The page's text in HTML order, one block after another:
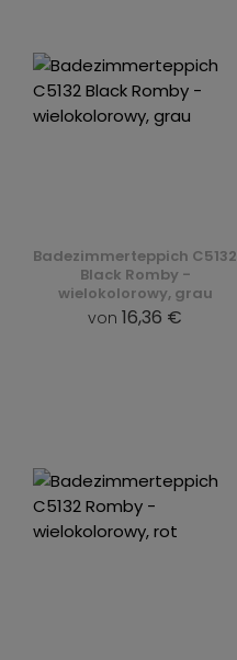
Badezimmerteppich C5132
Black Romby -
wielokolorowy, grau
von 16,36 €